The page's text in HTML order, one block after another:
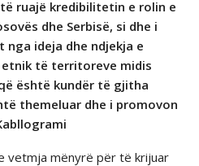
ruajё kredibilitetin e rolin e
dhe Serbisë, si dhe i
ideja dhe ndjekja e
të territoreve midis
është kundër të gjitha
themeluar dhe i promovon
vetmja mënyrë për të krijuar